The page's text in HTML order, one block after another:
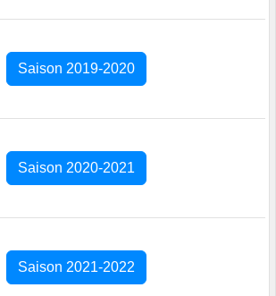
Saison 2019-2020
Saison 2020-2021
Saison 2021-2022